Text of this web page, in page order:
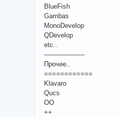
BlueFish
Gambas
MonoDevelop
QDevelop
etc..
--------------------
Прочее..
============
Klavaro
Qucs
OO
++